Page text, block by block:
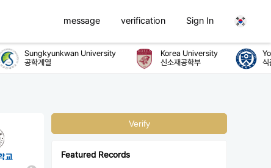
message verification Sign In
Sungkyunkwan University
공학계열
Korea University
신소재공학부
식
Verify
Featured Records